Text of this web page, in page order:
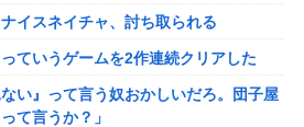
ナイスネイチャ、討ち取られる
っていうゲームを2作連続クリアした
い』って言う奴おかしいだろ。団子屋
て言うか？」